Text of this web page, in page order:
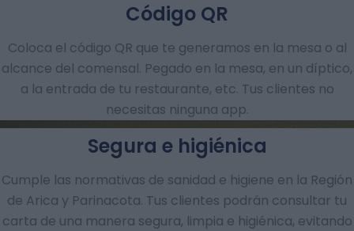
Coloca el código QR que te generamos en la mesa o al
alcance del comensal. Pegado en la mesa, en un díptico,
a la entrada de tu restaurante, etc. Tus clientes no
necesitas ninguna app.
Código QR
Cumple las normativas de sanidad e higiene en la Región
de Arica y Parinacota. Tus clientes podrán consultar tu
carta de una manera segura, limpia e higiénica, evitando
Segura e higiénica